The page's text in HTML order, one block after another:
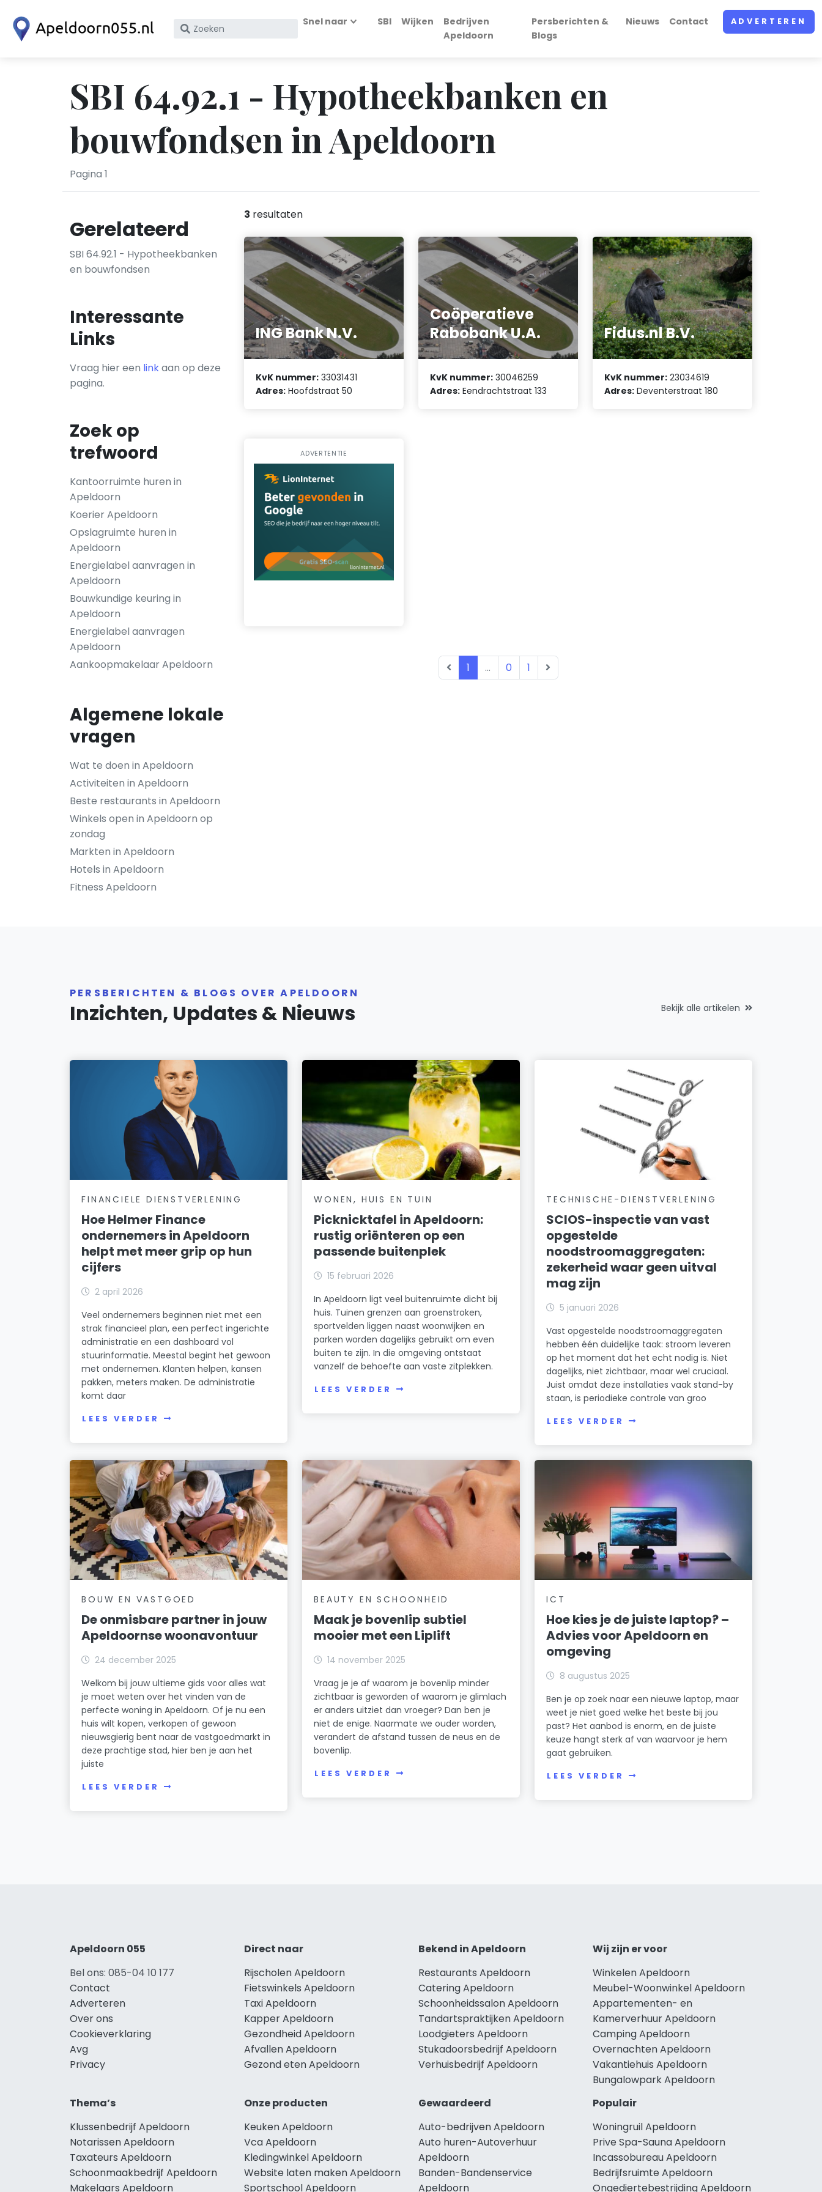
Zoek
KvK
nummer
Snel naar SBI Wijken
Bedrijven
Apeldoorn
Persberichten &
Blogs
Nieuws Contact ADVERTEREN
SBI 64.92.1 - Hypotheekbanken en
bouwfondsen in Apeldoorn
Pagina 1
Gerelateerd
SBI 64.92.1 - Hypotheekbanken
en bouwfondsen
Interessante
Links
Vraag hier een linkaan op deze
pagina.
Zoek op
trefwoord
Kantoorruimte huren in
Apeldoorn
Koerier Apeldoorn
Opslagruimte huren in
Apeldoorn
Energielabel aanvragen in
Apeldoorn
Bouwkundige keuring in
Apeldoorn
Energielabel aanvragen
Apeldoorn
Aankoopmakelaar Apeldoorn
Algemene lokale
vragen
Wat te doen in Apeldoorn
Activiteiten in Apeldoorn
Beste restaurants in Apeldoorn
Winkels open in Apeldoorn op
zondag
Markten in Apeldoorn
Hotels in Apeldoorn
Fitness Apeldoorn
3 resultaten
ING Bank N.V.
KvK nummer: 33031431
Adres: Hoofdstraat 50
Coöperatieve
Rabobank U.A.
KvK nummer: 30046259
Adres: Eendrachtstraat 133
Fidus.nl B.V.
KvK nummer: 23034619
Adres: Deventerstraat 180
ADVERTENTIE
1 ... 0 1
PERSBERICHTEN & BLOGS OVER APELDOORN
Inzichten, Updates & Nieuws Bekijk alle artikelen
FINANCIELE DIENSTVERLENING
Hoe Helmer Finance
ondernemers in Apeldoorn
helpt met meer grip op hun
cijfers
2 april 2026
Veel ondernemers beginnen niet met een
strak financieel plan, een perfect ingerichte
administratie en een dashboard vol
stuurinformatie. Meestal begint het gewoon
met ondernemen. Klanten helpen, kansen
pakken, meters maken. De administratie
komt daar
LEES VERDER
WONEN, HUIS EN TUIN
Picknicktafel in Apeldoorn:
rustig oriënteren op een
passende buitenplek
15 februari 2026
In Apeldoorn ligt veel buitenruimte dicht bij
huis. Tuinen grenzen aan groenstroken,
sportvelden liggen naast woonwijken en
parken worden dagelijks gebruikt om even
buiten te zijn. In die omgeving ontstaat
vanzelf de behoefte aan vaste zitplekken.
LEES VERDER
TECHNISCHE-DIENSTVERLENING
SCIOS-inspectie van vast
opgestelde
noodstroomaggregaten:
zekerheid waar geen uitval
mag zijn
5 januari 2026
Vast opgestelde noodstroomaggregaten
hebben één duidelijke taak: stroom leveren
op het moment dat het echt nodig is. Niet
dagelijks, niet zichtbaar, maar wel cruciaal.
Juist omdat deze installaties vaak stand-by
staan, is periodieke controle van groo
LEES VERDER
BOUW EN VASTGOED
De onmisbare partner in jouw
Apeldoornse woonavontuur
24 december 2025
Welkom bij jouw ultieme gids voor alles wat
je moet weten over het vinden van de
perfecte woning in Apeldoorn. Of je nu een
huis wilt kopen, verkopen of gewoon
nieuwsgierig bent naar de vastgoedmarkt in
deze prachtige stad, hier ben je aan het
juiste
LEES VERDER
BEAUTY EN SCHOONHEID
Maak je bovenlip subtiel
mooier met een Liplift
14 november 2025
Vraag je je af waarom je bovenlip minder
zichtbaar is geworden of waarom je glimlach
er anders uitziet dan vroeger? Dan ben je
niet de enige. Naarmate we ouder worden,
verandert de afstand tussen de neus en de
bovenlip.
LEES VERDER
ICT
Hoe kies je de juiste laptop? –
Advies voor Apeldoorn en
omgeving
8 augustus 2025
Ben je op zoek naar een nieuwe laptop, maar
weet je niet goed welke het beste bij jou
past? Het aanbod is enorm, en de juiste
keuze hangt sterk af van waarvoor je hem
gaat gebruiken.
LEES VERDER
Apeldoorn 055
Bel ons: 085-04 10 177
Contact
Adverteren
Over ons
Cookieverklaring
Avg
Privacy
Direct naar
Rijscholen Apeldoorn
Fietswinkels Apeldoorn
Taxi Apeldoorn
Kapper Apeldoorn
Gezondheid Apeldoorn
Afvallen Apeldoorn
Gezond eten Apeldoorn
Bekend in Apeldoorn
Restaurants Apeldoorn
Catering Apeldoorn
Schoonheidssalon Apeldoorn
Tandartspraktijken Apeldoorn
Loodgieters Apeldoorn
Stukadoorsbedrijf Apeldoorn
Verhuisbedrijf Apeldoorn
Wij zijn er voor
Winkelen Apeldoorn
Meubel-Woonwinkel Apeldoorn
Appartementen- en
Kamerverhuur Apeldoorn
Camping Apeldoorn
Overnachten Apeldoorn
Vakantiehuis Apeldoorn
Bungalowpark Apeldoorn
Thema’s
Klussenbedrijf Apeldoorn
Notarissen Apeldoorn
Taxateurs Apeldoorn
Schoonmaakbedrijf Apeldoorn
Makelaars Apeldoorn
Onze producten
Keuken Apeldoorn
Vca Apeldoorn
Kledingwinkel Apeldoorn
Website laten maken Apeldoorn
Sportschool Apeldoorn
Gewaardeerd
Auto-bedrijven Apeldoorn
Auto huren-Autoverhuur
Apeldoorn
Banden-Bandenservice
Apeldoorn
Populair
Woningruil Apeldoorn
Prive Spa-Sauna Apeldoorn
Incassobureau Apeldoorn
Bedrijfsruimte Apeldoorn
Ongediertebestrijding Apeldoorn